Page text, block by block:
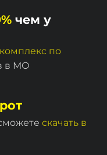
чем у
по
в МО
скачать в